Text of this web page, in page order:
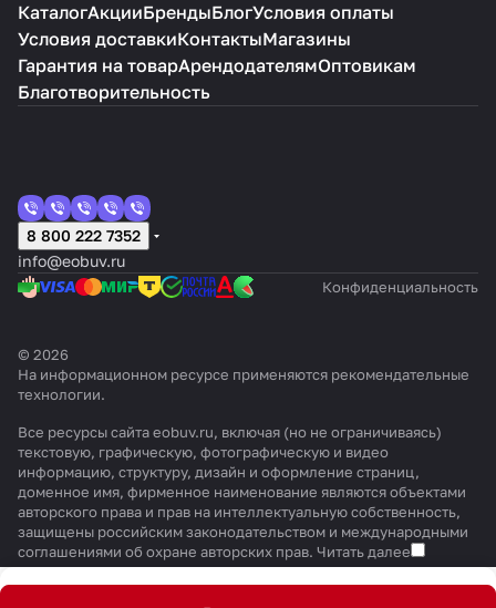
КаталогАкцииБрендыБлогУсловия оплаты
Условия доставкиКонтактыМагазины
Гарантия на товарАрендодателямОптовикам
Благотворительность
8 800 222 7352
info@eobuv.ru
Конфиденциальность
© 2026
На информационном ресурсе применяются рекомендательные
технологии.
Все ресурсы сайта eobuv.ru, включая (но не ограничиваясь)
текстовую, графическую, фотографическую и видео
информацию, структуру, дизайн и оформление страниц,
доменное имя, фирменное наименование являются объектами
авторского права и прав на интеллектуальную собственность,
защищены российским законодательством и международными
соглашениями об охране авторских прав. Читать далее